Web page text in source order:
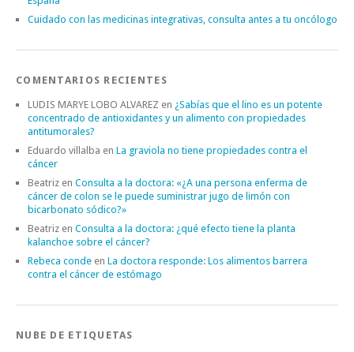
Cuidado con las medicinas integrativas, consulta antes a tu oncólogo
COMENTARIOS RECIENTES
LUDIS MARYE LOBO ALVAREZ en ¿Sabías que el lino es un potente
concentrado de antioxidantes y un alimento con propiedades
antitumorales?
Eduardo villalba en La graviola no tiene propiedades contra el
cáncer
Beatriz en Consulta a la doctora: «¿A una persona enferma de
cáncer de colon se le puede suministrar jugo de limón con
bicarbonato sódico?»
Beatriz en Consulta a la doctora: ¿qué efecto tiene la planta
kalanchoe sobre el cáncer?
Rebeca conde en La doctora responde: Los alimentos barrera
contra el cáncer de estómago
NUBE DE ETIQUETAS